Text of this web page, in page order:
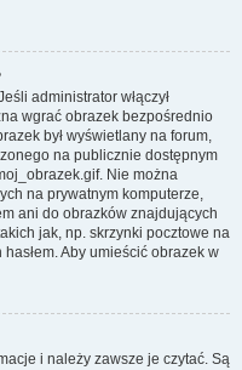
administrator włączył
wgrać obrazek bezpośrednio
był wyświetlany na forum,
na publicznie dostępnym
Nie można
na prywatnym komputerze,
ani do obrazków znajdujących
jak, np. skrzynki pocztowe na
Aby umieścić obrazek w
i należy zawsze je czytać. Są